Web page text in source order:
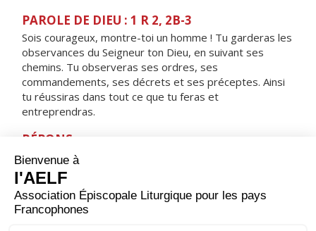
PAROLE DE DIEU : 1 R 2, 2B-3
Sois courageux, montre-toi un homme ! Tu garderas les
observances du Seigneur ton Dieu, en suivant ses
chemins. Tu observeras ses ordres, ses
commandements, ses décrets et ses préceptes. Ainsi
tu réussiras dans tout ce que tu feras et
entreprendras.
RÉPONS
V/Guide-moi, Seigneur, sur la voie de tes volontés,
ta loi fais mon plaisir.
ORAISON
Seigneur, foyer brûlant de charité, accorde-nous une